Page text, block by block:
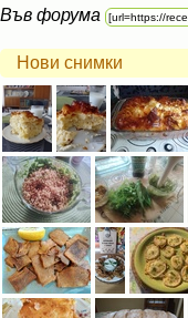
Във форума
Нови снимки